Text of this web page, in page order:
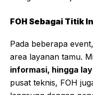
FOH Sebagai Titik
Pada beberapa
area layanan tamu.
informasi, hingga
pusat teknis, FOH